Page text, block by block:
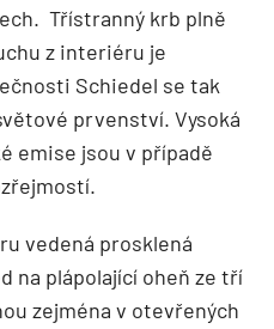
Třístranný krb plně
z interiéru je
Schiedel se tak
prvenství. Vysoká
emise jsou v případě
vedená prosklená
na plápolající oheň ze tří
zejména v otevřených